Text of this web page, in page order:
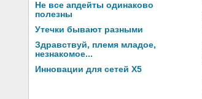
Не все апдейты одинаково
полезны
Утечки бывают разными
Здравствуй, племя младое,
незнакомое...
Инновации для сетей X5